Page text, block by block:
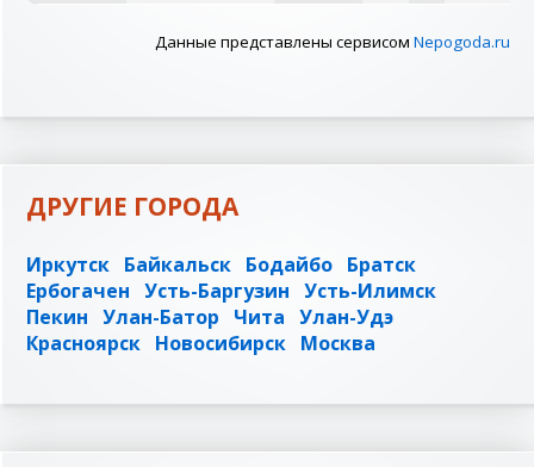
Данные представлены сервисом Nepogoda.ru
ДРУГИЕ ГОРОДА
Иркутск Байкальск Бодайбо Братск
Ербогачен Усть-Баргузин Усть-Илимск
Пекин Улан-Батор Чита Улан-Удэ
Красноярск Новосибирск Москва